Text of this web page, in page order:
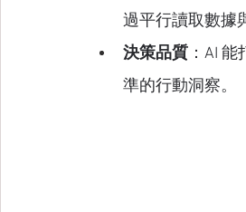
過平行讀取數據
決策品質 ：AI
準的行動洞察。